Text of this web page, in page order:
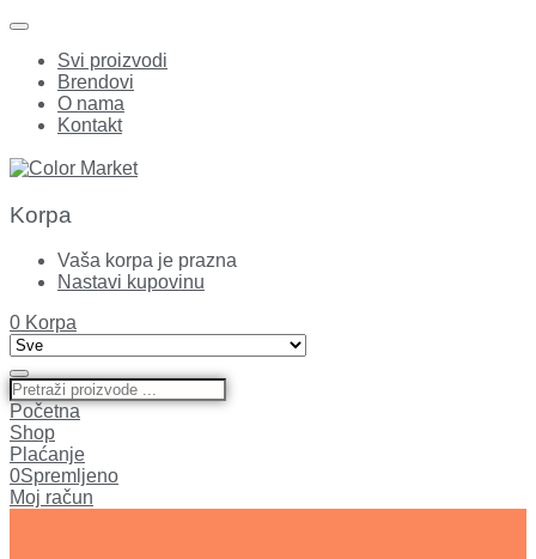
Svi proizvodi
Brendovi
O nama
Kontakt
Korpa
Vaša korpa je prazna
Nastavi kupovinu
0 Korpa
Početna
Shop
Plaćanje
0Spremljeno
Moj račun